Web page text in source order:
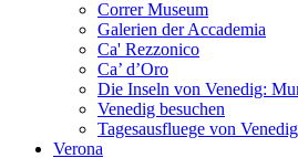
Correr Museum
Galerien der Accademia
Ca' Rezzonico
Ca’ d’Oro
Die Inseln von Venedig:
Venedig besuchen
Tagesausfluege von Venedig
Verona